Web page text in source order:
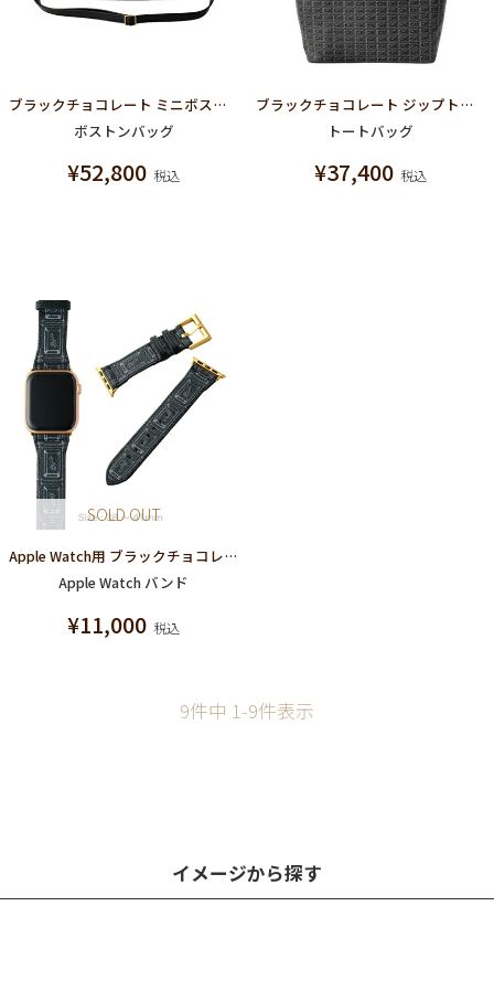
ブラックチョコレート ミニボストンバッグ
ボストンバッグ
¥52,800 税込
ブラックチョコレート ジップトートバッグ
トートバッグ
¥37,400 税込
SOLD OUT
Apple Watch用 ブラックチョコレート レザーバンド（38～41mm対応）
Apple Watch バンド
¥11,000 税込
9件中 1-9件表示
イメージから探す